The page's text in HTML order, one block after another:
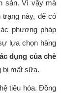
sản. Vì vậy mà
này, để có
phương pháp
lựa chọn hàng
dụng của chè
bị mất sữa.
tiêu hóa. Đồng